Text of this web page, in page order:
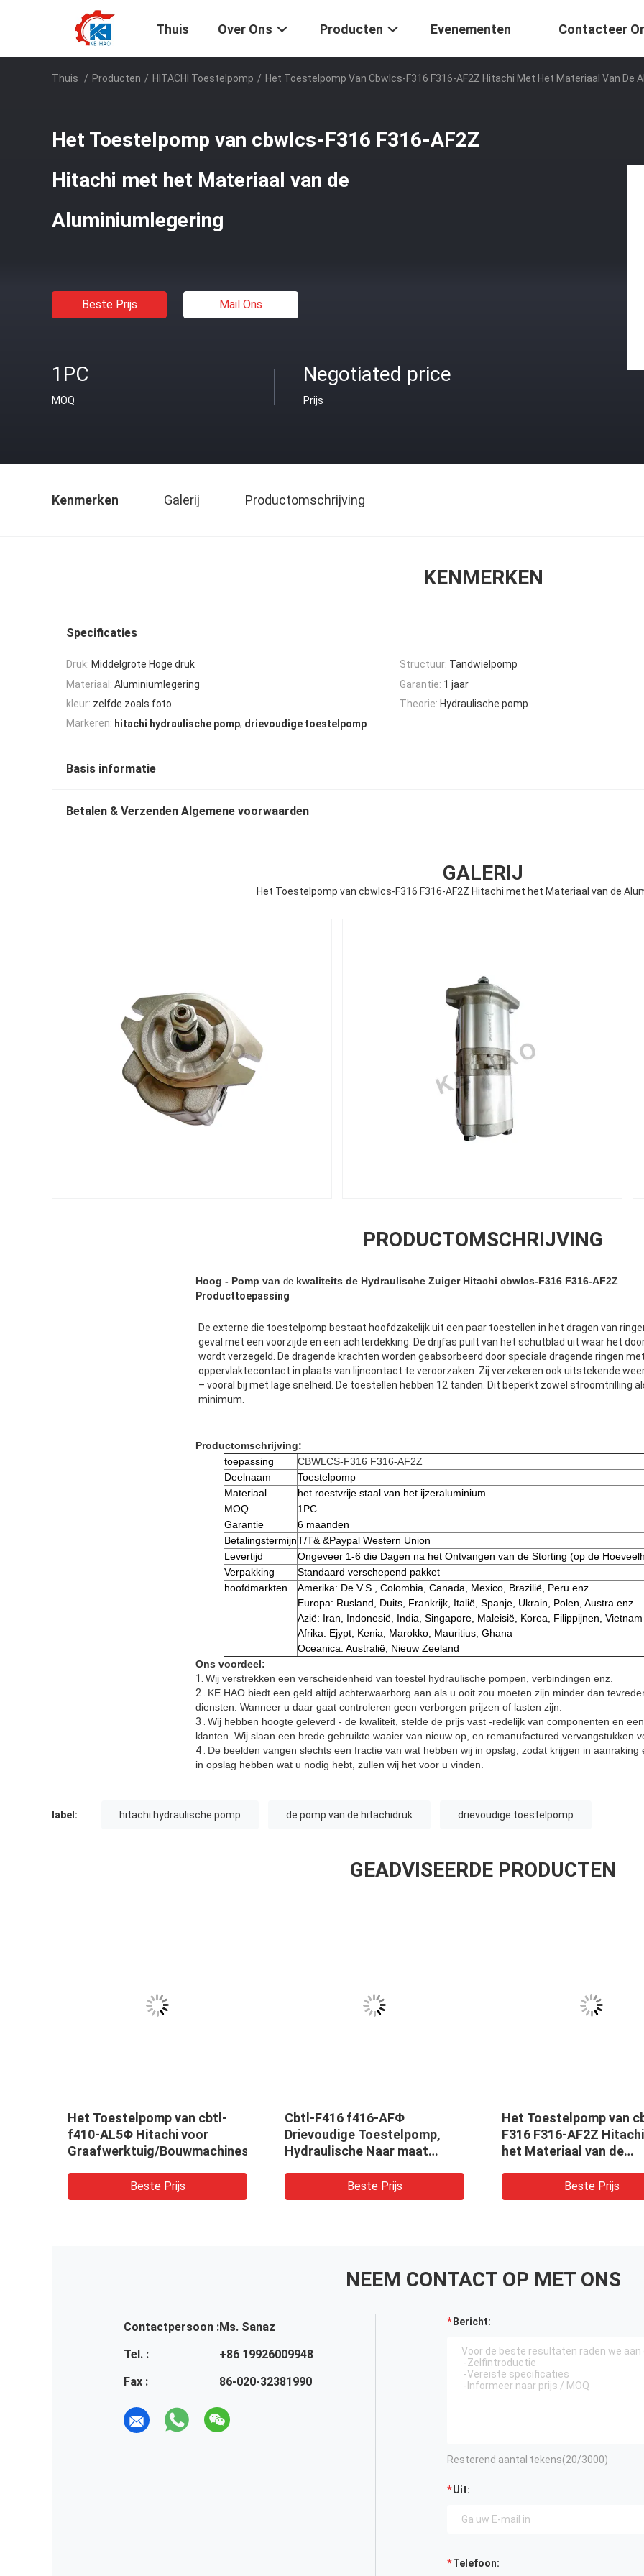
Thuis Over Ons Producten Evenementen Contacteer
Thuis / Producten / HITACHI Toestelpomp / Het Toestelpomp Van Cbwlcs-F316 F316-AF2Z Hitachi Met Het Materiaal Van De
Het Toestelpomp van cbwlcs-F316 F316-AF2Z
Hitachi met het Materiaal van de
Aluminiumlegering
Beste Prijs Mail Ons
1PC
MOQ
Negotiated price
Prijs
Kenmerken Galerij Productomschrijving
KENMERKEN
Specificaties
Druk: Middelgrote Hoge druk Structuur: Tandwielpomp
Materiaal: Aluminiumlegering Garantie: 1 jaar
kleur: zelfde zoals foto Theorie: Hydraulische pomp
Markeren: hitachi hydraulische pomp, drievoudige toestelpomp
Basis informatie
Betalen & Verzenden Algemene voorwaarden
GALERIJ
Het Toestelpomp van cbwlcs-F316 F316-AF2Z Hitachi met het Materiaal van de
PRODUCTOMSCHRIJVING
Hoog - Pomp van de kwaliteits de Hydraulische Zuiger Hitachi cbwlcs-F316 F316-AF2Z
Producttoepassing
De externe die toestelpomp bestaat hoofdzakelijk uit een paar toestellen in het dragen van
geval met een voorzijde en een achterdekking. De drijfas puilt van het schutblad uit waar het
wordt verzegeld. De dragende krachten worden geabsorbeerd door speciale dragende ringen
oppervlaktecontact in plaats van lijncontact te veroorzaken. Zij verzekeren ook uitstekende
– vooral bij met lage snelheid. De toestellen hebben 12 tanden. Dit beperkt zowel stroomtrilling
minimum.
Productomschrijving:
toepassing
CBWLCS-F316 F316-AF2Z
Deelnaam
Toestelpomp
Materiaal
het roestvrije staal van het ijzeraluminium
MOQ
1PC
Garantie
6 maanden
BetalingstermijnT/T& &Paypal Western Union
Levertijd
Ongeveer 1-6 die Dagen na het Ontvangen van de Storting (op de
Verpakking
Standaard verschepend pakket
hoofdmarkten
Amerika: De V.S., Colombia, Canada, Mexico, Brazilië, Peru enz.
Europa: Rusland, Duits, Frankrijk, Italië, Spanje, Ukrain, Polen, Austra enz.
Azië: Iran, Indonesië, India, Singapore, Maleisië, Korea, Filippijnen, Vietnam
Afrika: Ejypt, Kenia, Marokko, Mauritius, Ghana
Oceanica: Australië, Nieuw Zeeland
Ons voordeel:
1. Wij verstrekken een verscheidenheid van toestel hydraulische pompen, verbindingen enz.
2 . KE HAO biedt een geld altijd achterwaarborg aan als u ooit zou moeten zijn minder dan
diensten. Wanneer u daar gaat controleren geen verborgen prijzen of lasten zijn.
3 . Wij hebben hoogte geleverd - de kwaliteit, stelde de prijs vast -redelijk van componenten en
klanten. Wij slaan een brede gebruikte waaier van nieuw op, en remanufactured vervangstukken
4 . De beelden vangen slechts een fractie van wat hebben wij in opslag, zodat krijgen in aanraking
in opslag hebben wat u nodig hebt, zullen wij het voor u vinden.
label: hitachi hydraulische pomp de pomp van de hitachidruk drievoudige toestelpomp
GEADVISEERDE PRODUCTEN
Het Toestelpomp van cbtl-
f410-AL5Φ Hitachi voor
Graafwerktuig/Bouwmachines
Beste Prijs
Cbtl-F416 f416-AFΦ
Drievoudige Toestelpomp,
Hydraulische Naar maat
Beste Prijs
Het Toestelpomp van
F316 F316-AF2Z
het Materiaal van de
Beste Prijs
NEEM CONTACT OP MET ONS
Contactpersoon :Ms. Sanaz
Tel. :
+86 19926009948
Fax :
86-020-32381990
Bericht:
Resterend aantal tekens(20/3000)
Uit:
Telefoon: